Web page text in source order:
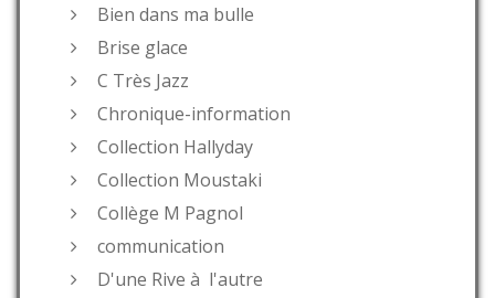
Bien dans ma bulle
Brise glace
C Très Jazz
Chronique-information
Collection Hallyday
Collection Moustaki
Collège M Pagnol
communication
D'une Rive à l'autre